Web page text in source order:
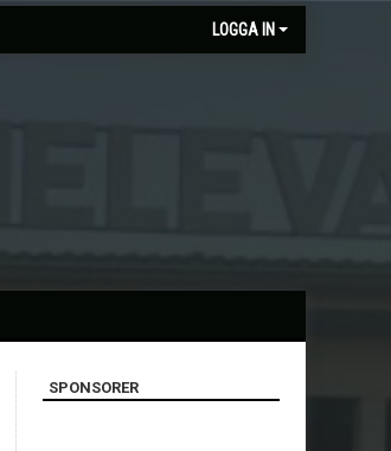
LOGGA IN
SPONSORER